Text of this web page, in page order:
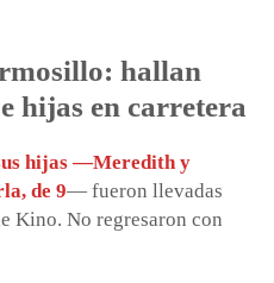
hallan
hijas en carretera
hijas —Meredith y
de 9— fueron llevadas
Kino. No regresaron con